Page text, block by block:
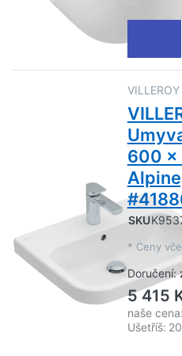
600 x
SKU
* Ceny
Doručení:
5 415
naše cena:
Ušetříš: